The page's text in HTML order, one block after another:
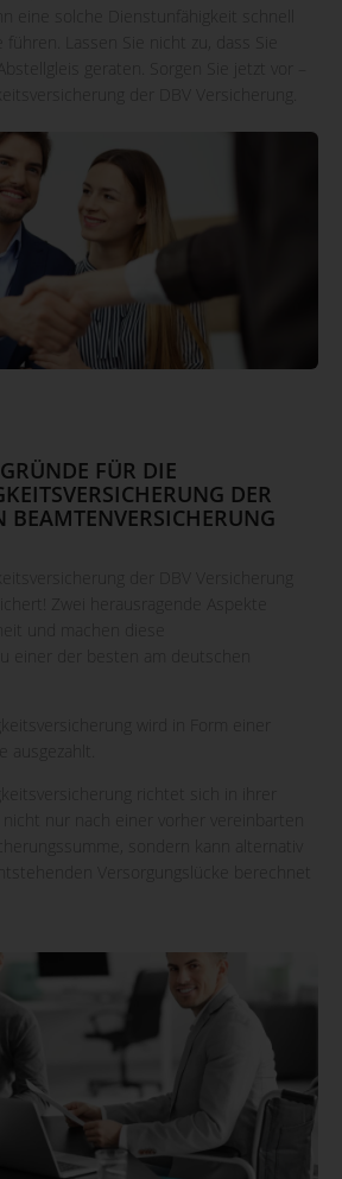
eine solche Dienstunfähigkeit schnell
führen. Lassen Sie nicht zu, dass Sie
geraten. Sorgen Sie jetzt vor –
der DBV Versicherung.
FÜR DIE
DER
BEAMTENVERSICHERUNG
der DBV Versicherung
Zwei herausragende Aspekte
und machen diese
einer der besten am deutschen
wird in Form einer
ausgezahlt.
richtet sich in ihrer
nicht nur nach einer vorher vereinbarten
sondern kann alternativ
Versorgungslücke berechnet